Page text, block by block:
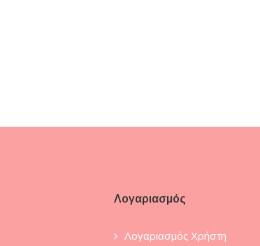
Λογαριασμός
Λογαριασμός Χρήστη